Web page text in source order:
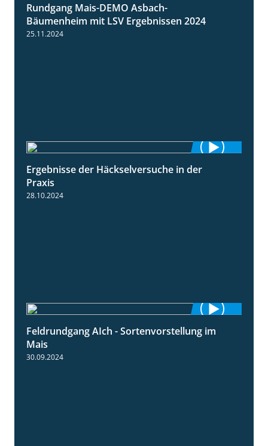
Rundgang Mais-DEMO Asbach-
Bäumenheim mit LSV Ergebnissen 2024
25.11.2024
Ergebnisse der Häckselversuche in der
Praxis
28.10.2024
11:24
Feldrundgang AIch - Sortenvorstellung im
Mais
30.09.2024